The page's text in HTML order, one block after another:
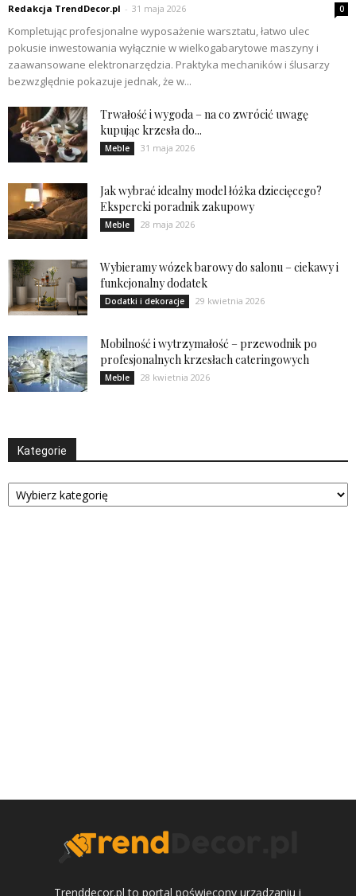
Redakcja TrendDecor.pl - 31 maja 2026 0
Kompletując profesjonalne wyposażenie warsztatu, łatwo ulec
pokusie inwestowania wyłącznie w wielkogabarytowe maszyny i
zaawansowane elektronarzędzia. Praktyka mechaników i ślusarzy
bezwzględnie pokazuje jednak, że w...
Trwałość i wygoda – na co zwrócić uwagę
kupując krzesła do...
Meble 31 maja 2026
Jak wybrać idealny model łóżka dziecięcego?
Ekspercki poradnik zakupowy
Meble 28 maja 2026
Wybieramy wózek barowy do salonu – ciekawy i
funkcjonalny dodatek
Dodatki i dekoracje 29 kwietnia 2026
Mobilność i wytrzymałość – przewodnik po
profesjonalnych krzesłach cateringowych
Meble 28 kwietnia 2026
Kategorie
Kategorie
Trenddecor.pl to portal poświęcony urządzaniu i